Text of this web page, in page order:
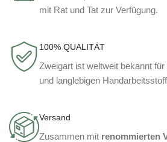
mit Rat und Tat zur Verfügung.
100% QUALITÄT
Zweigart ist weltweit bekannt
und langlebigen
Versand
Zusammen mit renommierten